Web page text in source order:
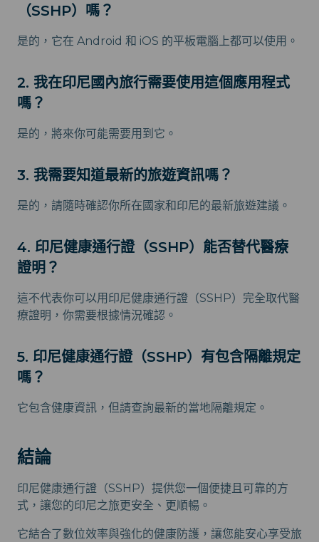
（SSHP）嗎？
是的，它在 Android 和 iOS 的平板電腦上都可以使用。
2. 我在印尼國內旅行需要使用這個應用程式
嗎？
是的，將來你可能需要用到它。
3. 我需要知道最新的旅遊資訊嗎？
是的，請隨時確認你所在國家和印尼的最新旅遊建議。
4. 印尼健康通行證（SSHP）能否替代醫療
證明？
這不代表你可以用印尼健康通行證（SSHP）完全取代醫
療證明，你需要根據情況確認。
5. 印尼健康通行證（SSHP）有包含隔離規定
嗎？
它包含健康資訊，但請查詢最新的當地隔離規定。
結論
印尼健康通行證（SSHP）提供您一個便捷且可靠的方
式，讓您的印尼之旅更安全、更順暢。
它結合了數位效率與強化的健康防護，讓您能安心享受旅